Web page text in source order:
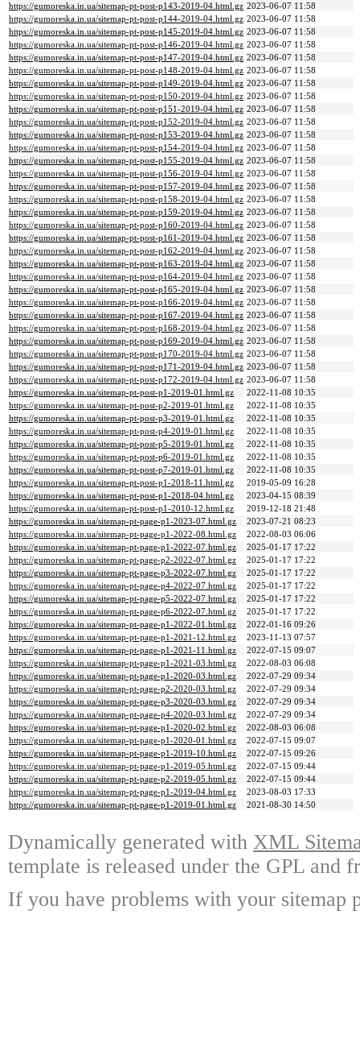
https://gumoreska.in.ua/sitemap-pt-post-p143-2019-04.html.gz 2023-06-07 11:58
https://gumoreska.in.ua/sitemap-pt-post-p144-2019-04.html.gz 2023-06-07 11:58
https://gumoreska.in.ua/sitemap-pt-post-p145-2019-04.html.gz 2023-06-07 11:58
https://gumoreska.in.ua/sitemap-pt-post-p146-2019-04.html.gz 2023-06-07 11:58
https://gumoreska.in.ua/sitemap-pt-post-p147-2019-04.html.gz 2023-06-07 11:58
https://gumoreska.in.ua/sitemap-pt-post-p148-2019-04.html.gz 2023-06-07 11:58
https://gumoreska.in.ua/sitemap-pt-post-p149-2019-04.html.gz 2023-06-07 11:58
https://gumoreska.in.ua/sitemap-pt-post-p150-2019-04.html.gz 2023-06-07 11:58
https://gumoreska.in.ua/sitemap-pt-post-p151-2019-04.html.gz 2023-06-07 11:58
https://gumoreska.in.ua/sitemap-pt-post-p152-2019-04.html.gz 2023-06-07 11:58
https://gumoreska.in.ua/sitemap-pt-post-p153-2019-04.html.gz 2023-06-07 11:58
https://gumoreska.in.ua/sitemap-pt-post-p154-2019-04.html.gz 2023-06-07 11:58
https://gumoreska.in.ua/sitemap-pt-post-p155-2019-04.html.gz 2023-06-07 11:58
https://gumoreska.in.ua/sitemap-pt-post-p156-2019-04.html.gz 2023-06-07 11:58
https://gumoreska.in.ua/sitemap-pt-post-p157-2019-04.html.gz 2023-06-07 11:58
https://gumoreska.in.ua/sitemap-pt-post-p158-2019-04.html.gz 2023-06-07 11:58
https://gumoreska.in.ua/sitemap-pt-post-p159-2019-04.html.gz 2023-06-07 11:58
https://gumoreska.in.ua/sitemap-pt-post-p160-2019-04.html.gz 2023-06-07 11:58
https://gumoreska.in.ua/sitemap-pt-post-p161-2019-04.html.gz 2023-06-07 11:58
https://gumoreska.in.ua/sitemap-pt-post-p162-2019-04.html.gz 2023-06-07 11:58
https://gumoreska.in.ua/sitemap-pt-post-p163-2019-04.html.gz 2023-06-07 11:58
https://gumoreska.in.ua/sitemap-pt-post-p164-2019-04.html.gz 2023-06-07 11:58
https://gumoreska.in.ua/sitemap-pt-post-p165-2019-04.html.gz 2023-06-07 11:58
https://gumoreska.in.ua/sitemap-pt-post-p166-2019-04.html.gz 2023-06-07 11:58
https://gumoreska.in.ua/sitemap-pt-post-p167-2019-04.html.gz 2023-06-07 11:58
https://gumoreska.in.ua/sitemap-pt-post-p168-2019-04.html.gz 2023-06-07 11:58
https://gumoreska.in.ua/sitemap-pt-post-p169-2019-04.html.gz 2023-06-07 11:58
https://gumoreska.in.ua/sitemap-pt-post-p170-2019-04.html.gz 2023-06-07 11:58
https://gumoreska.in.ua/sitemap-pt-post-p171-2019-04.html.gz 2023-06-07 11:58
https://gumoreska.in.ua/sitemap-pt-post-p172-2019-04.html.gz 2023-06-07 11:58
https://gumoreska.in.ua/sitemap-pt-post-p1-2019-01.html.gz
2022-11-08 10:35
https://gumoreska.in.ua/sitemap-pt-post-p2-2019-01.html.gz
2022-11-08 10:35
https://gumoreska.in.ua/sitemap-pt-post-p3-2019-01.html.gz
2022-11-08 10:35
https://gumoreska.in.ua/sitemap-pt-post-p4-2019-01.html.gz
2022-11-08 10:35
https://gumoreska.in.ua/sitemap-pt-post-p5-2019-01.html.gz
2022-11-08 10:35
https://gumoreska.in.ua/sitemap-pt-post-p6-2019-01.html.gz
2022-11-08 10:35
https://gumoreska.in.ua/sitemap-pt-post-p7-2019-01.html.gz
2022-11-08 10:35
https://gumoreska.in.ua/sitemap-pt-post-p1-2018-11.html.gz
2019-05-09 16:28
https://gumoreska.in.ua/sitemap-pt-post-p1-2018-04.html.gz
2023-04-15 08:39
https://gumoreska.in.ua/sitemap-pt-post-p1-2010-12.html.gz
2019-12-18 21:48
https://gumoreska.in.ua/sitemap-pt-page-p1-2023-07.html.gz
2023-07-21 08:23
https://gumoreska.in.ua/sitemap-pt-page-p1-2022-08.html.gz
2022-08-03 06:06
https://gumoreska.in.ua/sitemap-pt-page-p1-2022-07.html.gz
2025-01-17 17:22
https://gumoreska.in.ua/sitemap-pt-page-p2-2022-07.html.gz
2025-01-17 17:22
https://gumoreska.in.ua/sitemap-pt-page-p3-2022-07.html.gz
2025-01-17 17:22
https://gumoreska.in.ua/sitemap-pt-page-p4-2022-07.html.gz
2025-01-17 17:22
https://gumoreska.in.ua/sitemap-pt-page-p5-2022-07.html.gz
2025-01-17 17:22
https://gumoreska.in.ua/sitemap-pt-page-p6-2022-07.html.gz
2025-01-17 17:22
https://gumoreska.in.ua/sitemap-pt-page-p1-2022-01.html.gz
2022-01-16 09:26
https://gumoreska.in.ua/sitemap-pt-page-p1-2021-12.html.gz
2023-11-13 07:57
https://gumoreska.in.ua/sitemap-pt-page-p1-2021-11.html.gz
2022-07-15 09:07
https://gumoreska.in.ua/sitemap-pt-page-p1-2021-03.html.gz
2022-08-03 06:08
https://gumoreska.in.ua/sitemap-pt-page-p1-2020-03.html.gz
2022-07-29 09:34
https://gumoreska.in.ua/sitemap-pt-page-p2-2020-03.html.gz
2022-07-29 09:34
https://gumoreska.in.ua/sitemap-pt-page-p3-2020-03.html.gz
2022-07-29 09:34
https://gumoreska.in.ua/sitemap-pt-page-p4-2020-03.html.gz
2022-07-29 09:34
https://gumoreska.in.ua/sitemap-pt-page-p1-2020-02.html.gz
2022-08-03 06:08
https://gumoreska.in.ua/sitemap-pt-page-p1-2020-01.html.gz
2022-07-15 09:07
https://gumoreska.in.ua/sitemap-pt-page-p1-2019-10.html.gz
2022-07-15 09:26
https://gumoreska.in.ua/sitemap-pt-page-p1-2019-05.html.gz
2022-07-15 09:44
https://gumoreska.in.ua/sitemap-pt-page-p2-2019-05.html.gz
2022-07-15 09:44
https://gumoreska.in.ua/sitemap-pt-page-p1-2019-04.html.gz
2023-08-03 17:33
https://gumoreska.in.ua/sitemap-pt-page-p1-2019-01.html.gz
2021-08-30 14:50
Dynamically generated with XML
template is released under the GPL and
If you have problems with your sitemap